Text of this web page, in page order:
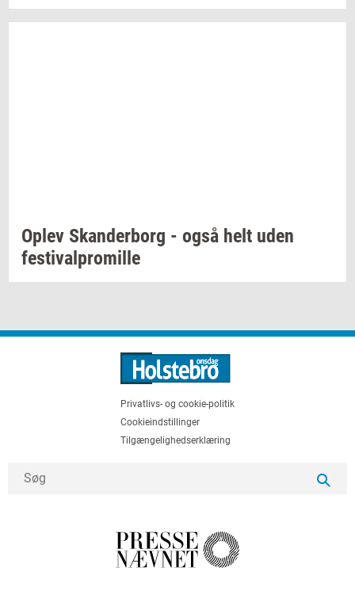
Oplev Skan­der­borg - også helt uden
festi­val­pro­mil­le
Privatlivs- og cookie-politik
Cookieindstillinger
Tilgængelighedserklæring